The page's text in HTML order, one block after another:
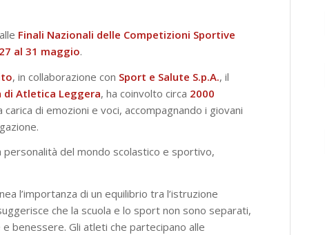
Finali Nazionali delle Competizioni Sportive
al 31 maggio.
, in collaborazione con Sport e Salute S.p.A., il
di Atletica Leggera, ha coinvolto circa 2000
di emozioni e voci, accompagnando i giovani
del mondo scolastico e sportivo,
l’importanza di un equilibrio tra l’istruzione
che la scuola e lo sport non sono separati,
benessere. Gli atleti che partecipano alle